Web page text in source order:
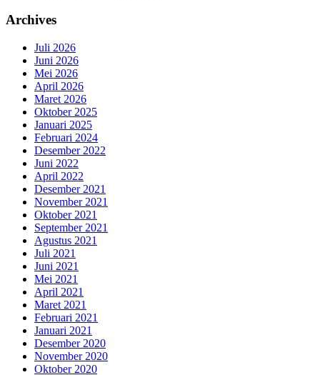
Archives
Juli 2026
Juni 2026
Mei 2026
April 2026
Maret 2026
Oktober 2025
Januari 2025
Februari 2024
Desember 2022
Juni 2022
April 2022
Desember 2021
November 2021
Oktober 2021
September 2021
Agustus 2021
Juli 2021
Juni 2021
Mei 2021
April 2021
Maret 2021
Februari 2021
Januari 2021
Desember 2020
November 2020
Oktober 2020